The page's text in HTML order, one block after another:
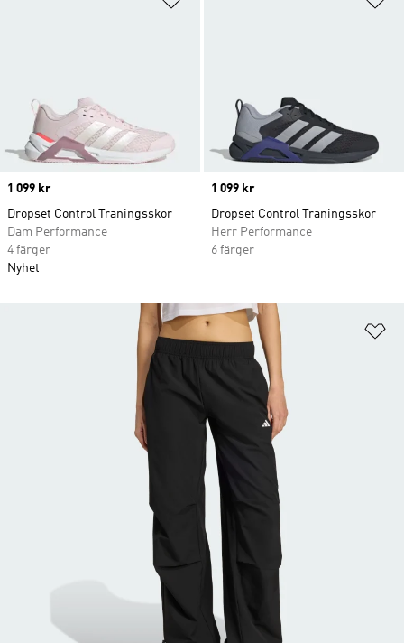
Price
1 099 kr
Dropset Control Träningsskor
Dam Performance
4 färger
Nyhet
Price
1 099 kr
Dropset Control Träningsskor
Herr Performance
6 färger